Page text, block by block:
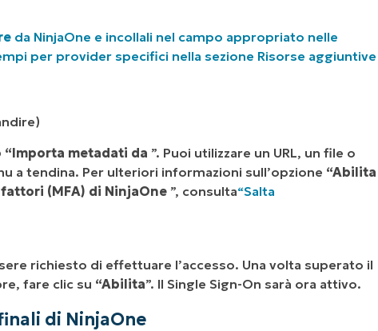
da NinjaOne e incollali nel campo appropriato nelle
per provider specifici nella sezione Risorse aggiuntive
“Importa metadati da ”. Puoi utilizzare un URL, un file o
a tendina. Per ulteriori informazioni sull’opzione “Abilita
(MFA) di NinjaOne ”, consulta“Salta
richiesto di effettuare l’accesso. Una volta superato il
fare clic su “Abilita”. Il Single Sign-On sarà ora attivo.
di NinjaOne